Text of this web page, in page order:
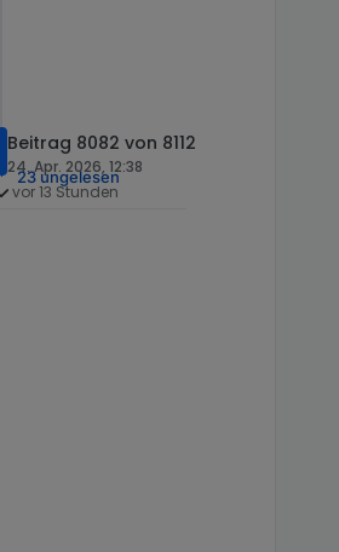
Beitrag 8082 von 8112
24. Apr. 2026, 12:38
23 ungelesen
vor 13 Stunden